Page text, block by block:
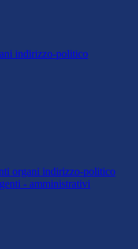
indirizzo-politico
organi indirizzo-politico
- amministrativi